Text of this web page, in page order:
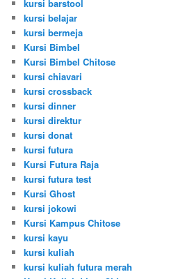
kursi barstool
kursi belajar
kursi bermeja
Kursi Bimbel
Kursi Bimbel Chitose
kursi chiavari
kursi crossback
kursi dinner
kursi direktur
kursi donat
kursi futura
Kursi Futura Raja
kursi futura test
Kursi Ghost
kursi jokowi
Kursi Kampus Chitose
kursi kayu
kursi kuliah
kursi kuliah futura merah